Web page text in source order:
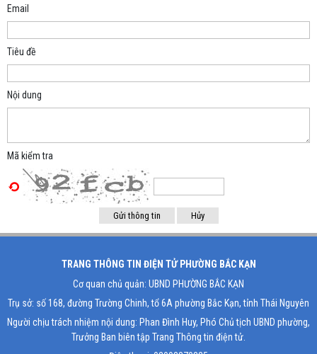
Email
Tiêu đề
Nội dung
Mã kiểm tra
TRANG THÔNG TIN ĐIỆN TỬ PHƯỜNG BẮC KẠN
Cơ quan chủ quản: UBND PHƯỜNG BẮC KẠN
Trụ sở: số 168, đường Trường Chinh, tổ 6A phường Bắc Kạn, tỉnh Thái Nguyên
Người chịu trách nhiệm nội dung: Phan Đình Huy, Phó Chủ tịch UBND phường,
Trưởng Ban biên tập Trang Thông tin điện tử.